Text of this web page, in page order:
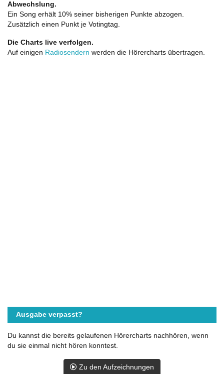
Abwechslung.
Ein Song erhält 10% seiner bisherigen Punkte abzogen.
Zusätzlich einen Punkt je Votingtag.
Die Charts live verfolgen.
Auf einigen Radiosendern werden die Hörercharts übertragen.
Ausgabe verpasst?
Du kannst die bereits gelaufenen Hörercharts nachhören, wenn
du sie einmal nicht hören konntest.
Zu den Aufzeichnungen